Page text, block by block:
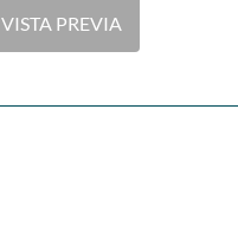
VISTA PREVIA